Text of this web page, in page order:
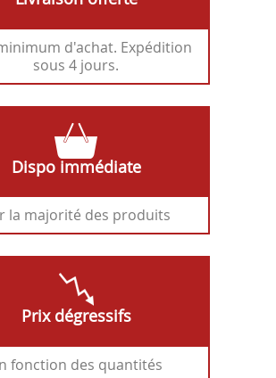
d'achat. Expédition
sous 4 jours.
Dispo immédiate
la majorité des produits
Prix dégressifs
fonction des quantités